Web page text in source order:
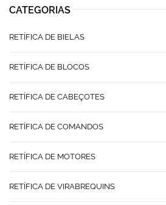
CATEGORIAS
RETÍFICA DE BIELAS
RETÍFICA DE BLOCOS
RETÍFICA DE CABEÇOTES
RETÍFICA DE COMANDOS
RETÍFICA DE MOTORES
RETÍFICA DE VIRABREQUINS